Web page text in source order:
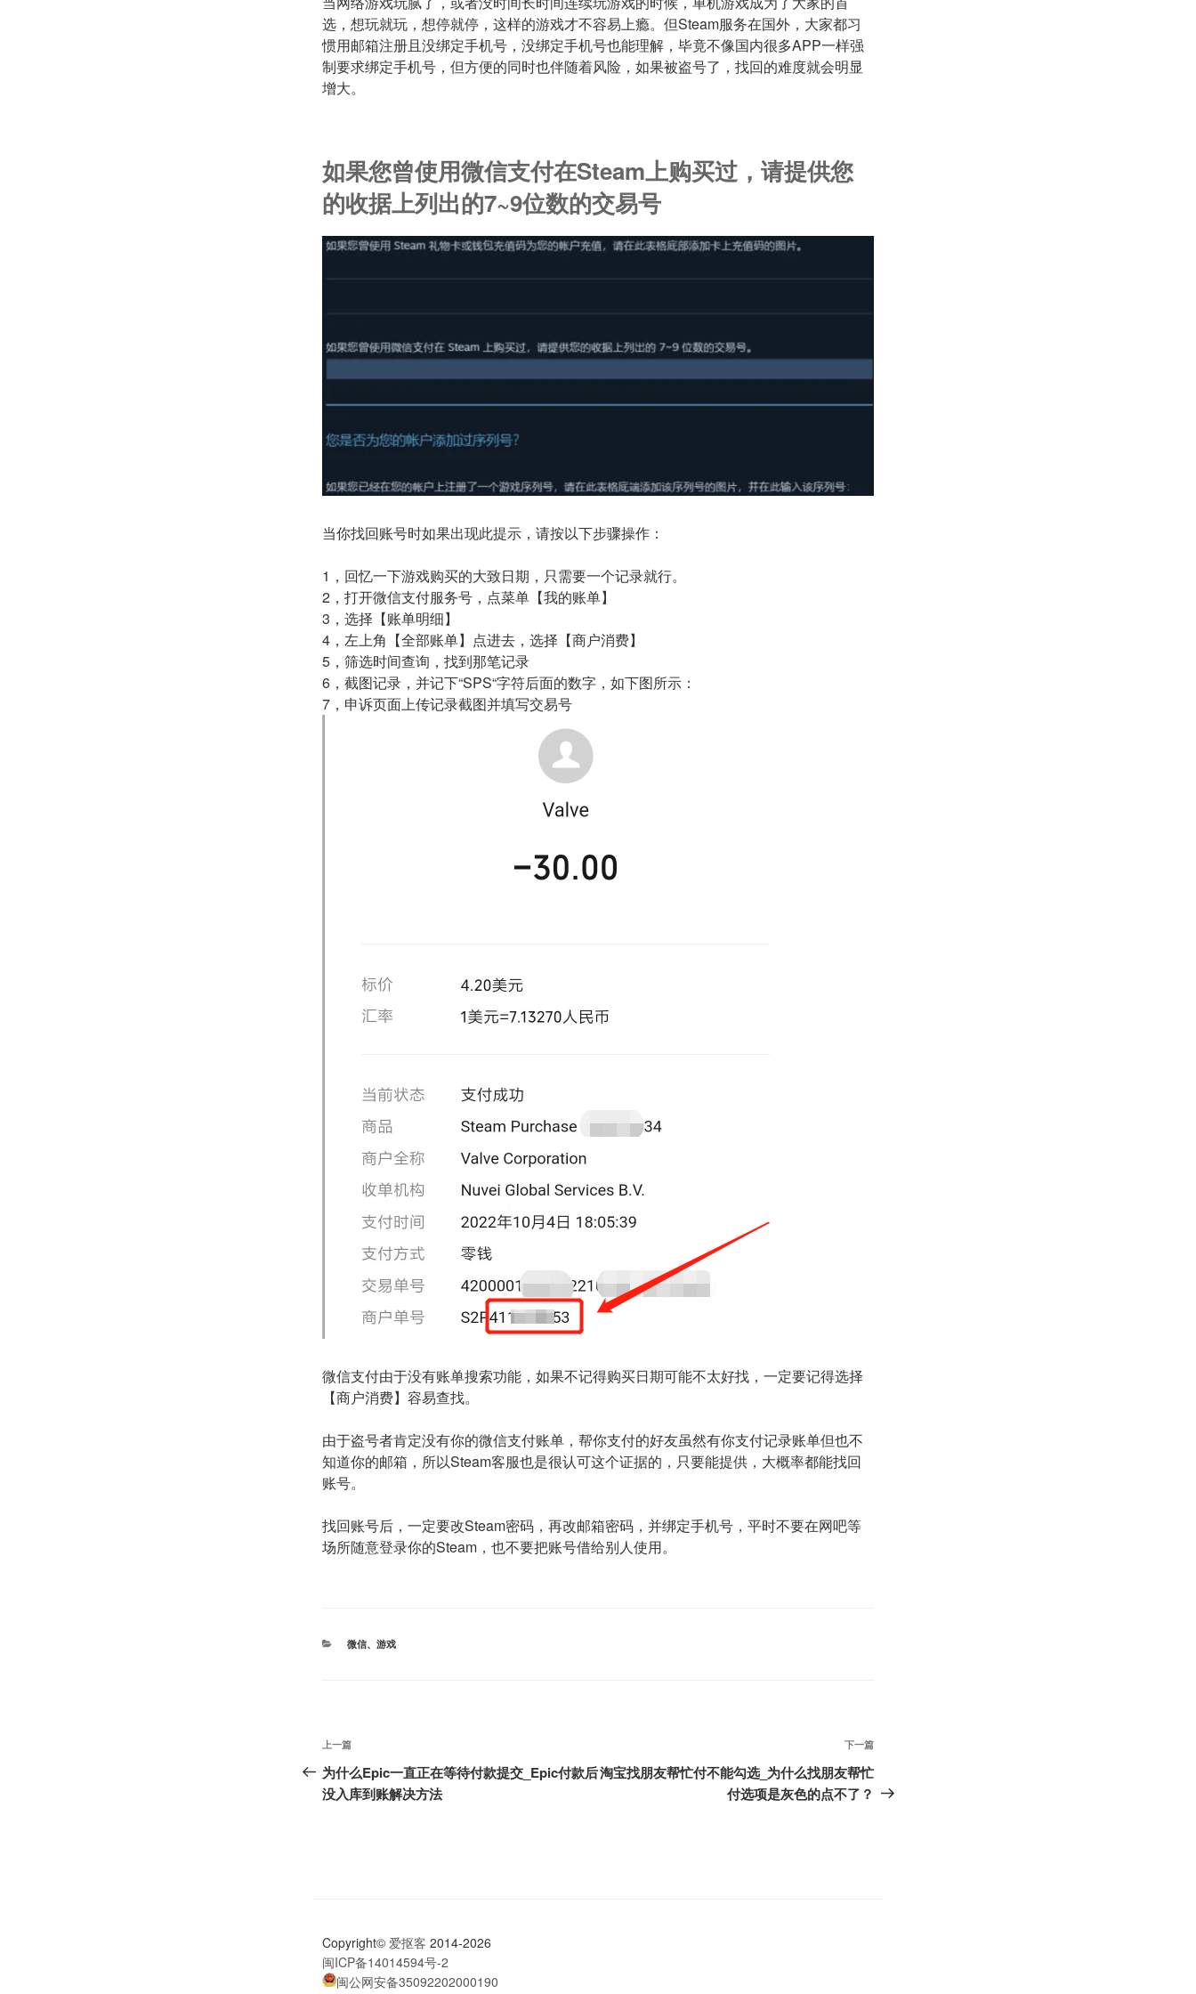
选，想玩就玩，想停就停，这样的游戏才不容易上瘾。但Steam服务在国外，大家都习
惯用邮箱注册且没绑定手机号，没绑定手机号也能理解，毕竟不像国内很多APP一样强
制要求绑定手机号，但方便的同时也伴随着风险，如果被盗号了，找回的难度就会明显
增大。
如果您曾使用微信支付在Steam上购买过，请提供您
的收据上列出的7~9位数的交易号
当你找回账号时如果出现此提示，请按以下步骤操作：
1，回忆一下游戏购买的大致日期，只需要一个记录就行。
2，打开微信支付服务号，点菜单【我的账单】
3，选择【账单明细】
4，左上角【全部账单】点进去，选择【商户消费】
5，筛选时间查询，找到那笔记录
6，截图记录，并记下“SPS“字符后面的数字，如下图所示：
7，申诉页面上传记录截图并填写交易号
微信支付由于没有账单搜索功能，如果不记得购买日期可能不太好找，一定要记得选择
【商户消费】容易查找。
由于盗号者肯定没有你的微信支付账单，帮你支付的好友虽然有你支付记录账单但也不
知道你的邮箱，所以Steam客服也是很认可这个证据的，只要能提供，大概率都能找回
账号。
找回账号后，一定要改Steam密码，再改邮箱密码，并绑定手机号，平时不要在网吧等
场所随意登录你的Steam，也不要把账号借给别人使用。
分
微信、 游戏
文
章
导
上
一
篇
上一篇
为什么Epic一直正在等待付款提交_Epic付款后
没入库到账解决方法
下
一
篇
下一篇
淘宝找朋友帮忙付不能勾选_为什么找朋友帮忙
付选项是灰色的点不了？
Copyright© 爱抠客 2014-2026
闽ICP备14014594号-2
闽公网安备35092202000190